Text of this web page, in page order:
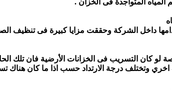
داخل الشركة وحققت مزايا كبيرة فى تنظيف
لو كان التسريب فى الخزانات الأرضية فان تلك
وتختلف درجة الارتداد حسب اذا ما كان هناك